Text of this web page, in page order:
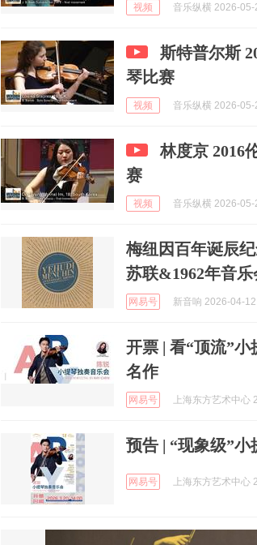
视频 音乐纵横 2026-05-
斯特普尔斯
琴比赛
视频 音乐纵横 2026-05-
林度京 2016
赛
视频 音乐纵横 2026-05-
梅纽因百年诞辰
苏联&1962年音乐
网易号 新音响 2026-04-12
开票 | 看“顶流”
名作
网易号 上海东方艺术中心
预告 | “现象级”小
网易号 上海东方艺术中心